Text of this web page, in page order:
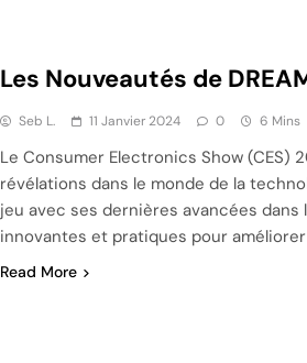
Les Nouveautés de
Seb L. 11 Janvier 2024 0 6 Mins
Le Consumer Electronics Show
révélations dans le monde de la
jeu avec ses dernières avancées
innovantes et pratiques pour
Read More